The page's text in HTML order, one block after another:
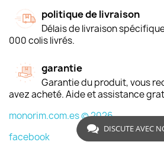
politique de livraison
Délais de livraison
000 colis livrés.
garantie
Garantie du produit, vous
avez acheté. Aide et assistance
monorim.com.es © 2026
facebook
DISCUTE AVEC